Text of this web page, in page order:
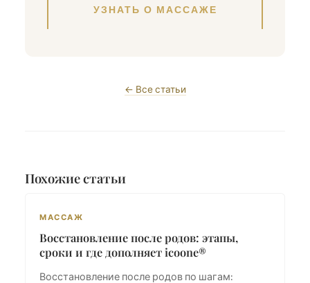
УЗНАТЬ О МАССАЖЕ
← Все статьи
Похожие статьи
МАССАЖ
Восстановление после родов: этапы,
сроки и где дополняет icoone®
Восстановление после родов по шагам: